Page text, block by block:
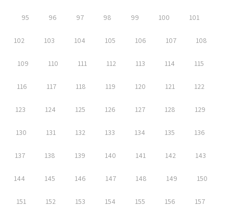
95 96 97 98 99 100 101
102 103 104 105 106 107 108
109 110 111 112 113 114 115
116 117 118 119 120 121 122
123 124 125 126 127 128 129
130 131 132 133 134 135 136
137 138 139 140 141 142 143
144 145 146 147 148 149 150
151 152 153 154 155 156 157